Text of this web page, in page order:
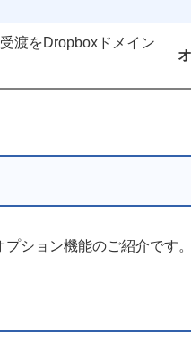
渡をDropboxドメイン
ション機能のご紹介です。